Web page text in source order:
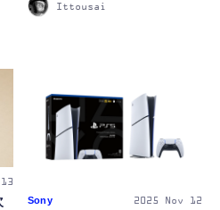
Ittousai
Sony 2025 Nov 12